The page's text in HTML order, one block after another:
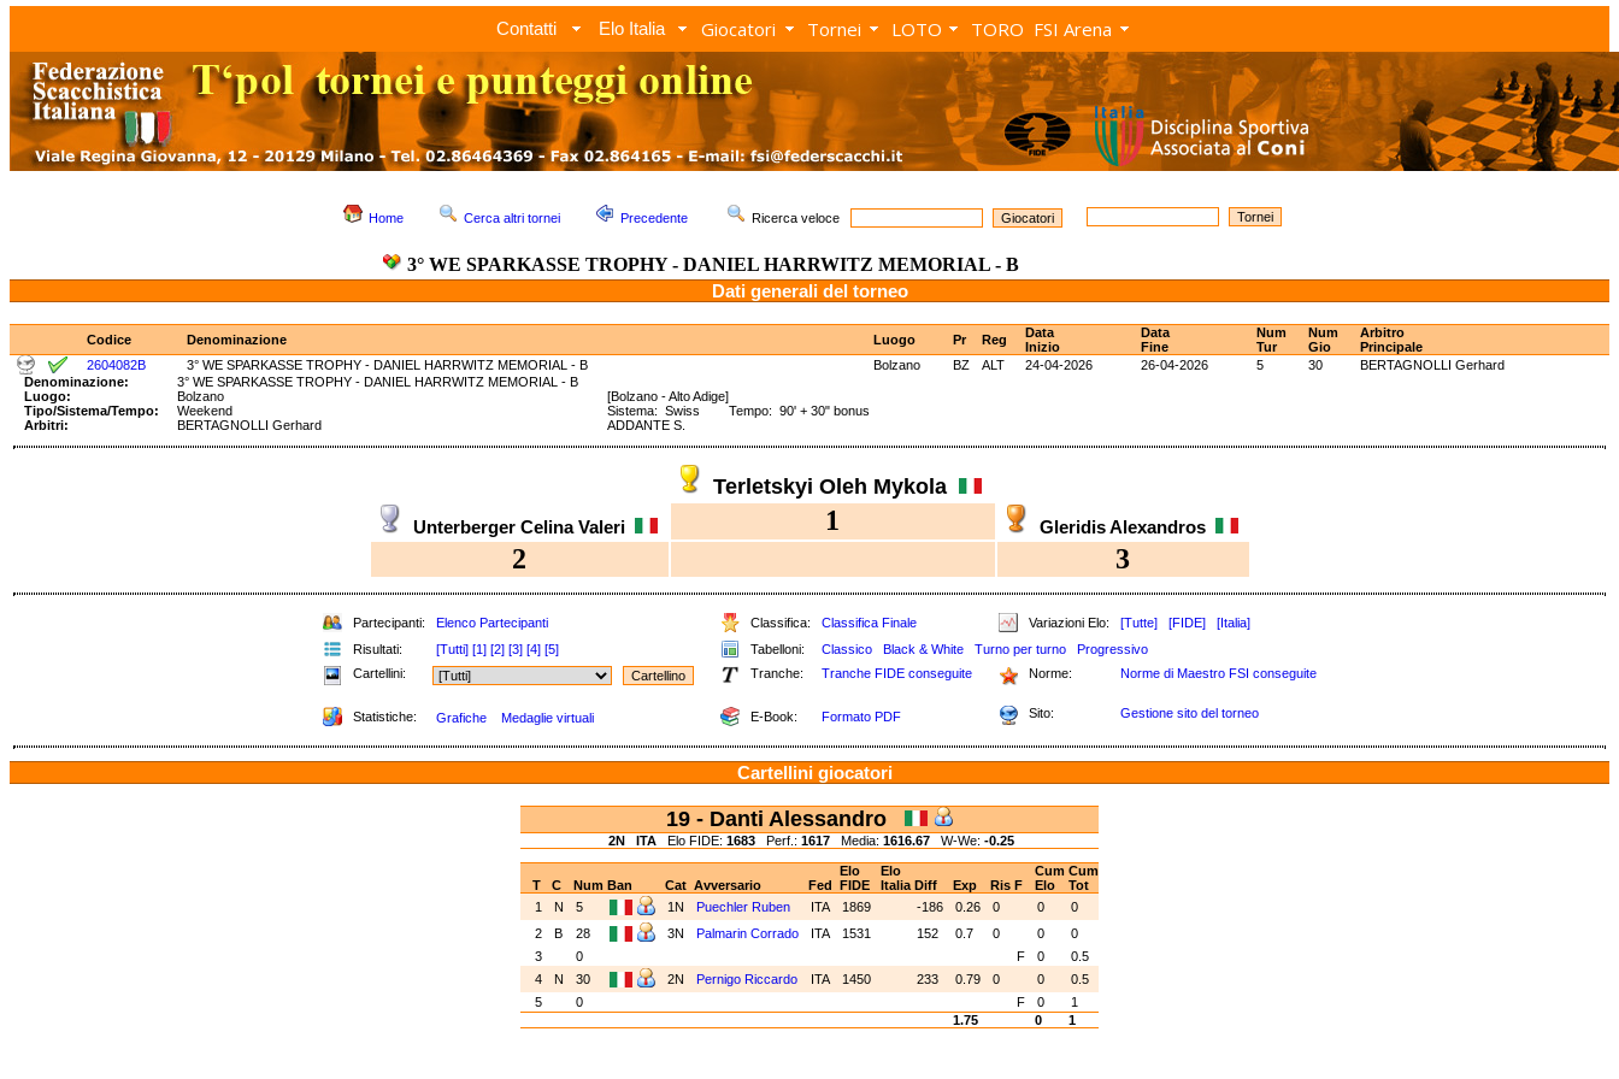
Contatti Elo Italia Giocatori Tornei LOTO TORO FSI Arena
Home Cerca altri tornei Precedente Ricerca veloce
3° WE SPARKASSE TROPHY - DANIEL HARRWITZ MEMORIAL - B
Dati generali del torneo
Codice Denominazione Luogo Pr Reg
Data
Inizio
Data
Fine
Num
Tur
Num
Gio
Arbitro
Principale
2604082B
3° WE SPARKASSE TROPHY - DANIEL HARRWITZ MEMORIAL - B Bolzano BZ ALT 24-04-2026 26-04-2026 5 30
BERTAGNOLLI Gerhard
Denominazione:
3° WE SPARKASSE TROPHY - DANIEL HARRWITZ MEMORIAL - B
Luogo:
Bolzano
[Bolzano - Alto Adige]
Tipo/Sistema/Tempo:
Weekend
Sistema: Swiss Tempo: 90' + 30" bonus
Arbitri:
BERTAGNOLLI Gerhard ADDANTE S.
Terletskyi Oleh Mykola
Unterberger Celina Valeri 1 Gleridis Alexandros
2 3
Partecipanti: Elenco Partecipanti Classifica: Classifica Finale Variazioni Elo: [Tutte] [FIDE]
[Italia]
Risultati:
[Tutti] [1] [2] [3] [4] [5] Tabelloni: Classico Black & White Turno per turno
Progressivo
Cartellini:
Tranche: Tranche FIDE conseguite Norme: Norme di Maestro FSI conseguite
Statistiche: Grafiche Medaglie virtuali E-Book: Formato PDF Sito: Gestione sito del torneo
Cartellini giocatori
19 - Danti Alessandro
2N ITA Elo FIDE: 1683 Perf.: 1617 Media: 1616.67 W-We: -0.25
Elo Elo Cum Cum
T
C Num Ban Cat Avversario Fed FIDE Italia Diff Exp Ris F Elo
Tot
1
N 5 1N Puechler Ruben ITA 1869 -186 0.26 0 0
0
2
B 28 3N Palmarin Corrado ITA 1531 152 0.7 0 0
0
3
0 F 0
0.5
4
N 30 2N Pernigo Riccardo ITA 1450 233 0.79 0 0
0.5
5
0 F 0
1
1.75
0 1